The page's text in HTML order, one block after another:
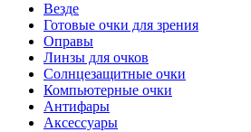
Везде
Готовые очки для зрения
Оправы
Линзы для очков
Солнцезащитные очки
Компьютерные очки
Антифары
Аксессуары